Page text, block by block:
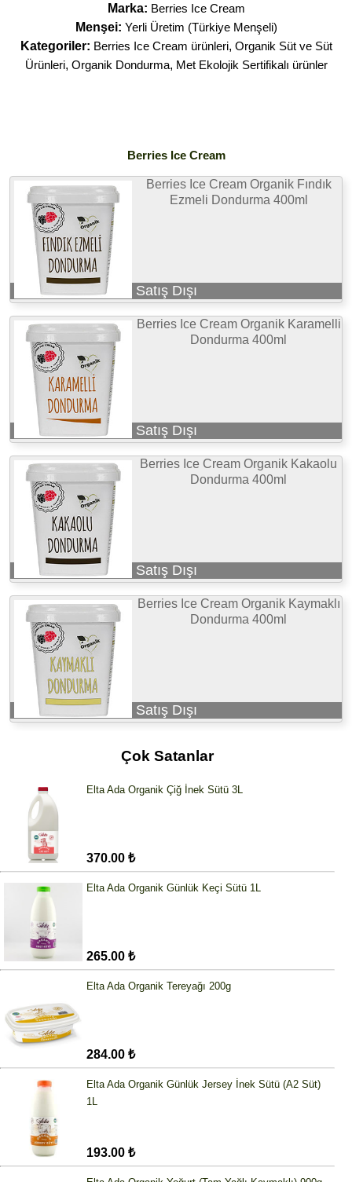
Marka: Berries Ice Cream
Menşei: Yerli Üretim (Türkiye Menşeli)
Kategoriler: Berries Ice Cream ürünleri, Organik Süt ve Süt
Ürünleri, Organik Dondurma, Met Ekolojik Sertifikalı ürünler
Berries Ice Cream
Berries Ice Cream Organik Fındık
Ezmeli Dondurma 400ml
Satış Dışı
Berries Ice Cream Organik Karamelli
Dondurma 400ml
Satış Dışı
Berries Ice Cream Organik Kakaolu
Dondurma 400ml
Satış Dışı
Berries Ice Cream Organik Kaymaklı
Dondurma 400ml
Satış Dışı
Çok Satanlar
Elta Ada Organik Çiğ İnek Sütü 3L
370.00 ₺
Elta Ada Organik Günlük Keçi Sütü 1L
265.00 ₺
Elta Ada Organik Tereyağı 200g
284.00 ₺
Elta Ada Organik Günlük Jersey İnek Sütü (A2 Süt)
1L
193.00 ₺